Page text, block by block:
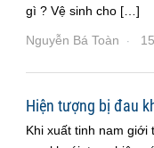
gì ? Vệ sinh cho […]
Nguyễn Bá Toàn ·
Hiện tượng bị đau
Khi xuất tinh nam